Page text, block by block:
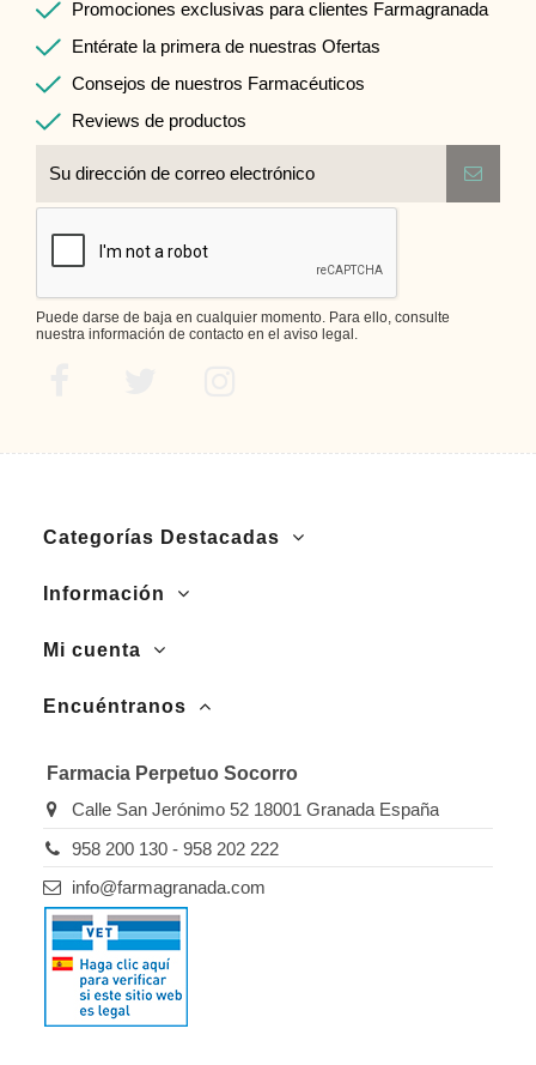
Promociones exclusivas para clientes Farmagranada
Entérate la primera de nuestras Ofertas
Consejos de nuestros Farmacéuticos
Reviews de productos
Puede darse de baja en cualquier momento. Para ello, consulte
nuestra información de contacto en el aviso legal.
Categorías Destacadas
Información
Mi cuenta
Encuéntranos
Farmacia Perpetuo Socorro
Calle San Jerónimo 52 18001 Granada España
958 200 130 - 958 202 222
info@farmagranada.com